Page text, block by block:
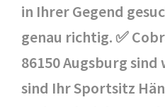
in Ihrer Gegend
genau richtig. ✅
86150 Augsburg sind
sind Ihr Sportsitz